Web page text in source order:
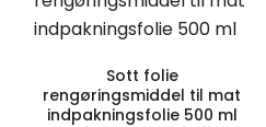
Sott folie
rengøringsmiddel til mat
indpakningsfolie 500 ml